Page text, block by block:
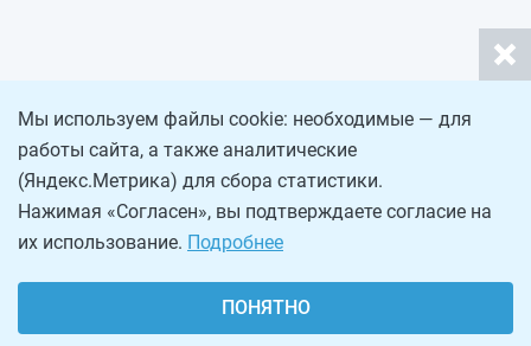
Мы используем файлы cookie: необходимые — для
работы сайта, а также аналитические
(Яндекс.Метрика) для сбора статистики.
Нажимая «Согласен», вы подтверждаете согласие на
их использование. Подробнее
ПОНЯТНО